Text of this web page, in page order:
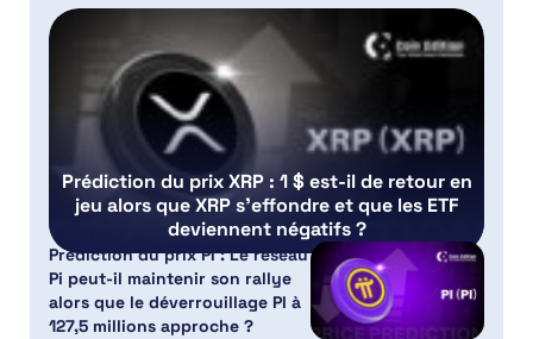
Prédiction du prix XRP : 1 $ est-il de retour en
jeu alors que XRP s’effondre et que les ETF
deviennent négatifs ?
Prédiction du prix PI : Le réseau
Pi peut-il maintenir son rallye
alors que le déverrouillage PI à
127,5 millions approche ?